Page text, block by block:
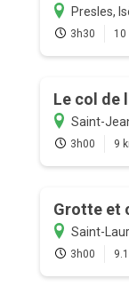
Presles,
3h30 10
Le col de
Saint-
3h00 9
Grotte et
Saint-
3h00